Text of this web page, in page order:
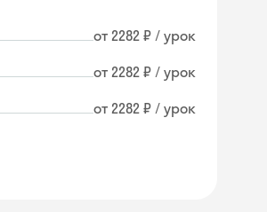
от 2282 ₽ / урок
от 2282 ₽ / урок
от 2282 ₽ / урок